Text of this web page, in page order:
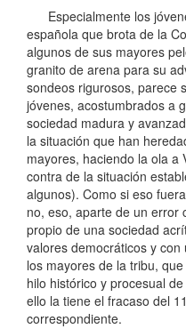
Especialmente los
española que brota de la
algunos de sus mayores
granito de arena para su
sondeos rigurosos, parece
jóvenes, acostumbrados a
sociedad madura y
la situación que han
mayores, haciendo la ola a
contra de la situación
algunos). Como si eso
no, eso, aparte de un error
propio de una sociedad
valores democráticos y
los mayores de la tribu,
hilo histórico y procesual
ello la tiene el fracaso del
correspondiente.